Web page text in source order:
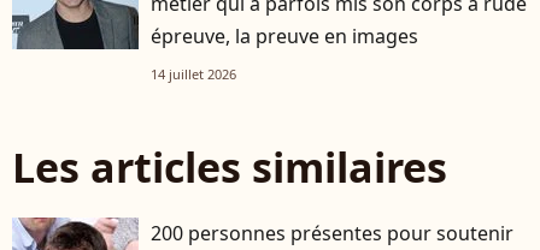
épreuve, la preuve en images
14 juillet 2026
Les articles similaires
200 personnes présentes pour soutenir